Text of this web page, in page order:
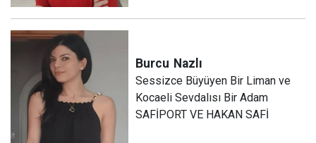
Burcu Nazlı
Sessizce Büyüyen Bir Liman ve
Kocaeli Sevdalısı Bir Adam
SAFİPORT VE HAKAN SAFİ